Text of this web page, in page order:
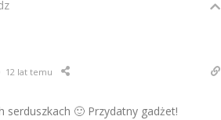
12 lat temu
serduszkach 🙂 Przydatny gadżet!